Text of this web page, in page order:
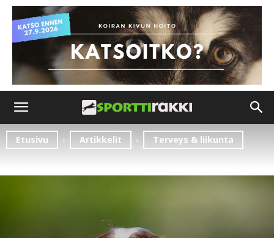
Etusivu Artikkelit Terveys & liikunta